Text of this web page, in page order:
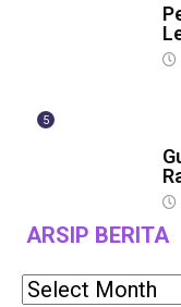
5
ARSIP BERITA